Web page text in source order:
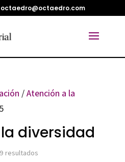
octaedro@octaedro.com
/Atención a la
diversidad
resultadosOrdenado